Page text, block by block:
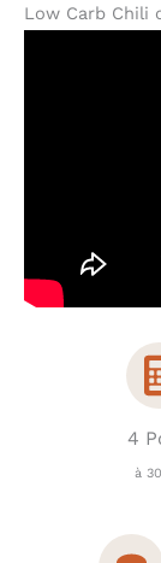
Low Carb Chili
4
à